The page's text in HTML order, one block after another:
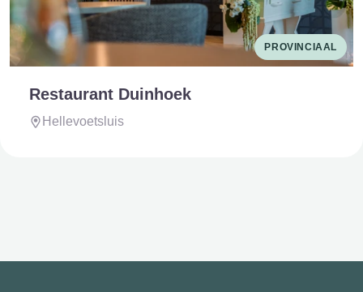
PROVINCIAAL
Restaurant Duinhoek
Hellevoetsluis